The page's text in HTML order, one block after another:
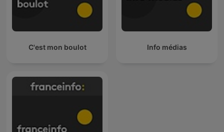
C'est mon boulot Info médias